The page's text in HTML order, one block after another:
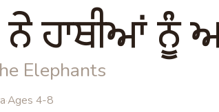
ਨੇ ਹਾਥੀਆਂ ਨੂੰ
Elephants
·Ages 4-8